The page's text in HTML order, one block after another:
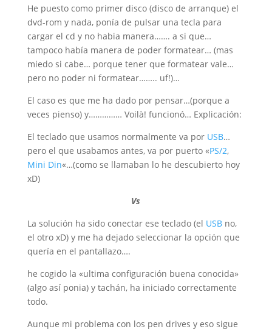
He puesto como primer disco (disco de arranque) el
dvd-rom y nada, ponía de pulsar una tecla para
cargar el cd y no habia manera……. a si que…
tampoco había manera de poder formatear… (mas
miedo si cabe… porque tener que formatear vale…
pero no poder ni formatear…….. uf!)…
El caso es que me ha dado por pensar…(porque a
veces pienso) y…………… Voilà! funcionó… Explicación:
El teclado que usamos normalmente va por USB…
pero el que usabamos antes, va por puerto «PS/2,
Mini Din«…(como se llamaban lo he descubierto hoy
xD)
Vs
La solución ha sido conectar ese teclado (el USBno,
el otro xD) y me ha dejado seleccionar la opción que
quería en el pantallazo….
he cogido la «ultima configuración buena conocida»
(algo así ponia) y tachán, ha iniciado correctamente
todo.
Aunque mi problema con los pen drives y eso sigue